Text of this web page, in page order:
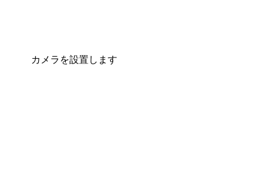
カメラを設置します